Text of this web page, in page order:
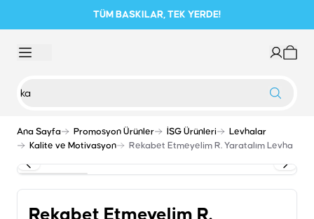
TÜM BASKILAR, TEK YERDE!
Ana Sayfa Promosyon Ürünler İSG Ürünleri
Levhalar
Kalite ve Motivasyon
Rekabet Etmeyelim R. Yaratalım Levha
Rekabet Etmeyelim R.